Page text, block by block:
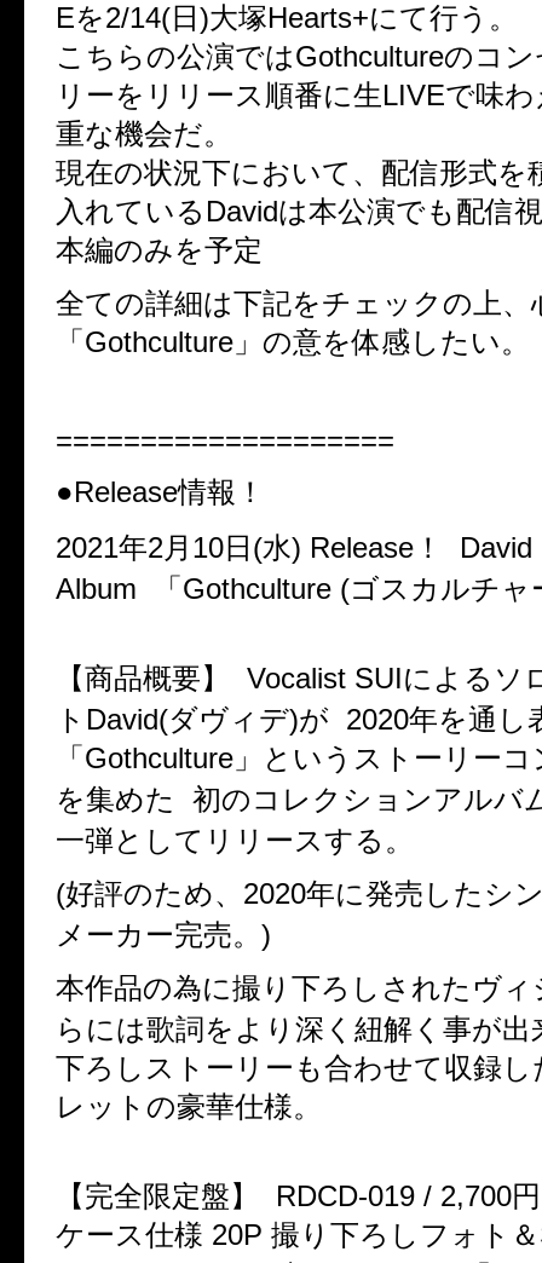
Eを2/14(日)大塚Hearts+にて行う。
こちらの公演ではGothcultureのコ
リーをリリース順番に生LIVEで味
重な機会だ。
現在の状況下において、配信形式を
入れているDavidは本公演でも配信
本編のみを予定
全ての詳細は下記をチェックの上、
「Gothculture」の意を体感したい。
====================
●Release情報！
2021年2月10日(水) Release！ David
Album 「Gothculture (ゴスカルチャ
【商品概要】 Vocalist SUIによるソ
トDavid(ダヴィデ)が 2020年を通し
「Gothculture」というストーリー
を集めた 初のコレクションアルバ
一弾としてリリースする。
(好評のため、2020年に発売したシ
メーカー完売。)
本作品の為に撮り下ろしされたヴ
らには歌詞をより深く紐解く事が
下ろしストーリーも合わせて収録し
レットの豪華仕様。
【完全限定盤】 RDCD-019 / 2,700
ケース仕様 20P 撮り下ろしフォト